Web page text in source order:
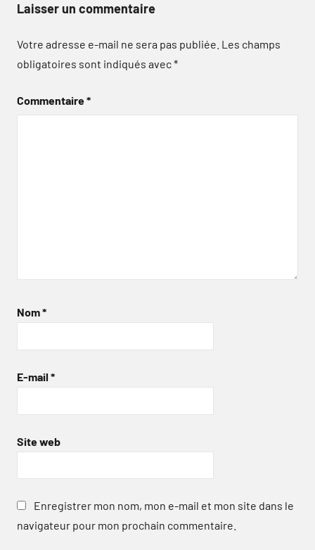
Laisser un commentaire
Votre adresse e-mail ne sera pas publiée. Les champs
obligatoires sont indiqués avec*
Commentaire*
Nom*
E-mail *
Site web
Enregistrer mon nom, mon e-mail et mon site dans le
navigateur pour mon prochain commentaire.